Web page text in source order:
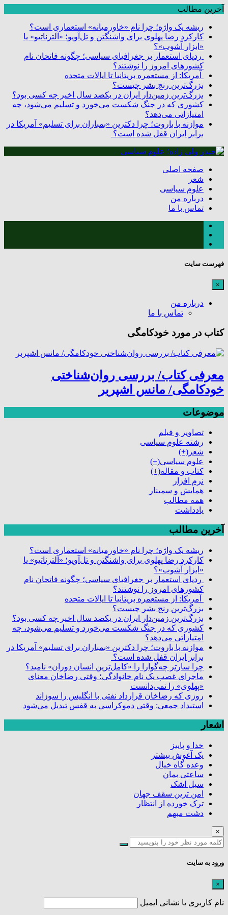
آخرین مطالب
ریشه یک واژه؛ چرا نام «خاورمیانه» استعماری است؟
کارکرد رضا پهلوی برای واشنگتن و تل‌آویو؛ «آلترناتیو» یا
«ابزار آشوب»؟
ردپای استعمار بر جغرافیای سیاسی؛ چگونه فاتحان نام
کشورهای امروز را نوشتند؟
آمریکا: از مستعمره بریتانیا تا ایالات متحده
بزرگ‌ترین رنج بشر چیست؟
بزرگ‌ترین زمین‌دار ایران در یکصد سال اخیر چه کسی بود؟
کشوری که در جنگ شکست می‌خورد و تسلیم می‌شود، چه
امتیازاتی می‌دهد؟
موازنه با باروت؛ چرا دکترین «بمباران برای تسلیم» آمریکا در
برابر ایران قفل شده است؟
صفحه اصلی
شعر
علوم سیاسی
درباره من
تماس با ما
فهرست سایت
×
درباره من
تماس با ما
کتاب در مورد خودکامگی
معرفی کتاب/ بررسی روان‌شناختی
خودکامگی/ مانس اشپربر
موضوعات
تصاویر و فیلم
رشته علوم سیاسی
شعر (+)
علوم سیاسی(+)
کتاب و مقاله(+)
نرم افزار
همایش و سمینار
همه مطالب
یادداشت
آخرین مطالب
ریشه یک واژه؛ چرا نام «خاورمیانه» استعماری است؟
کارکرد رضا پهلوی برای واشنگتن و تل‌آویو؛ «آلترناتیو» یا
«ابزار آشوب»؟
ردپای استعمار بر جغرافیای سیاسی؛ چگونه فاتحان نام
کشورهای امروز را نوشتند؟
آمریکا: از مستعمره بریتانیا تا ایالات متحده
بزرگ‌ترین رنج بشر چیست؟
بزرگ‌ترین زمین‌دار ایران در یکصد سال اخیر چه کسی بود؟
کشوری که در جنگ شکست می‌خورد و تسلیم می‌شود، چه
امتیازاتی می‌دهد؟
موازنه با باروت؛ چرا دکترین «بمباران برای تسلیم» آمریکا در
برابر ایران قفل شده است؟
چرا سارتر چه‌گوارا را «کامل‌ترین انسان دوران» نامید؟
ماجرای غصب یک نام خانوادگی؛ وقتی رضاخان معنای
«پهلوی» را نمی‌دانست
روزی که رضاخان قرارداد نفتی با انگلیس را سوزاند
استبداد جمعی: وقتی دموکراسی به قفس تبدیل می‌شود
اشعار
خدا و پاییز
یک آغوش بیشتر
وعده گاه خیال
ساعتی بمان
سیل اشک
امن ترین سقف جهان
ترک خورده از انتظار
دشت مبهم
×
ورود به سایت
×
نام کاربری یا نشانی ایمیل